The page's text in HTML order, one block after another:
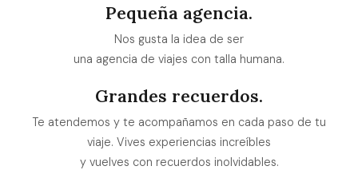
Pequeña agencia.
Nos gusta la idea de ser
una agencia de viajes con talla humana.
Grandes recuerdos.
Te atendemos y te acompañamos en cada paso de tu
viaje. Vives experiencias increíbles
y vuelves con recuerdos inolvidables.